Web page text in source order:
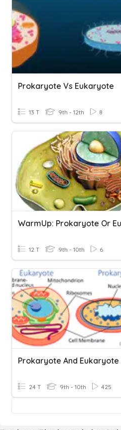
Prokaryote Vs Eukaryote
13 T 9th - 12th 8
12 T 9th - 10th 6
24 T 9th - 10th 425